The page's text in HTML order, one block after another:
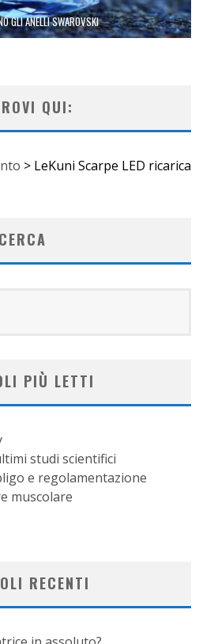
GLI ANELLI SWAROVSKI
QUI:
> LeKuni Scarpe LED ricarica
CERCA
PIÙ LETTI
studi scientifici
e regolamentazione
muscolare
RECENTI